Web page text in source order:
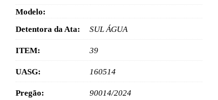
Modelo:
Detentora da Ata:
SUL ÁGUA
ITEM: 39
UASG: 160514
Pregão: 90014/2024